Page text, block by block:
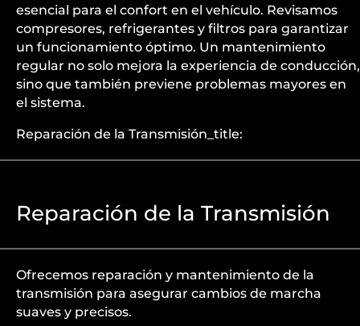
esencial para el confort en el vehículo. Revisamos
compresores, refrigerantes y filtros para garantizar
un funcionamiento óptimo. Un mantenimiento
regular no solo mejora la experiencia de conducción,
sino que también previene problemas mayores en
el sistema.
Reparación de la Transmisión_title:
Reparación de la Transmisión
Ofrecemos reparación y mantenimiento de la
transmisión para asegurar cambios de marcha
suaves y precisos.